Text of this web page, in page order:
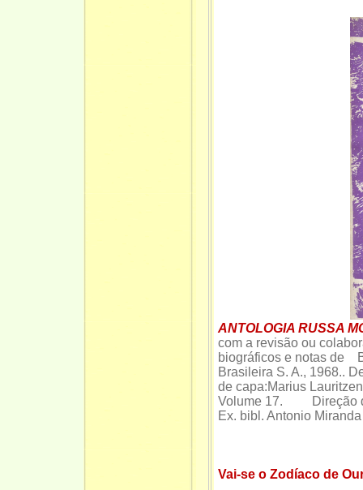
ANTOLOGIA RUSSA
com a revisão ou
biográficos e notas de
Brasileira S. A., 1968..
de capa:Marius
Volume 17. Direção
Ex. bibl. Antonio Miranda
Vai-se o Zodíaco de